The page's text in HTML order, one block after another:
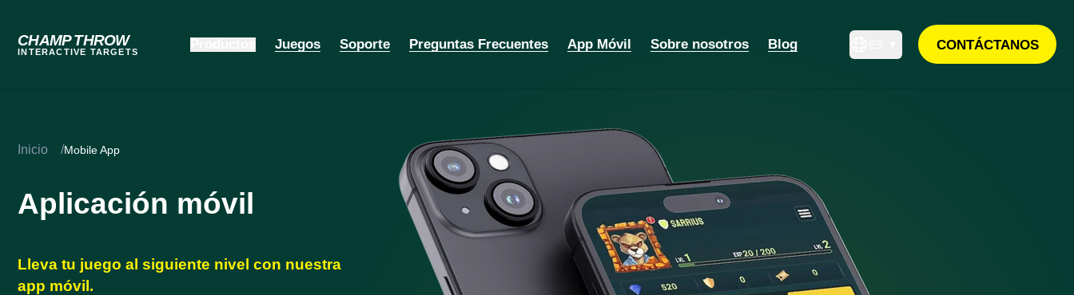
CHAMP THROW
INTERACTIVE TARGETS Juegos Soporte Preguntas Frecuentes App Móvil Sobre nosotros Blog CONTÁCTANOS
Inicio /Mobile App
Aplicación móvil
Lleva tu juego al siguiente nivel con nuestra
app móvil.